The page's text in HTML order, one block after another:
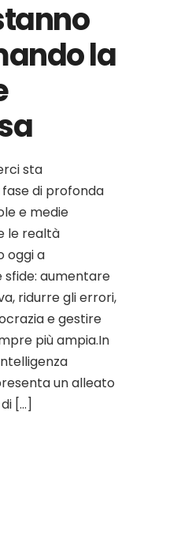
la
sta
di profonda
e medie
le realtà
oggi a
aumentare
ridurre gli errori,
e gestire
più ampia.In
un alleato
[…]